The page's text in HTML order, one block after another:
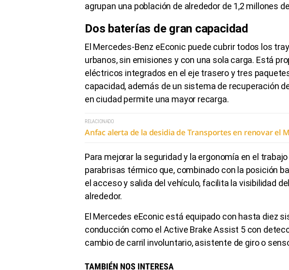
agrupan una población de alrededor de 1,2 millones
Dos baterías de gran capacidad
El Mercedes-Benz eEconic puede cubrir todos los
urbanos, sin emisiones y con una sola carga. Está
eléctricos integrados en el eje trasero y tres
capacidad, además de un sistema de recuperación
en ciudad permite una mayor recarga.
RELACIONADO
Anfac alerta de la desidia de Transportes en renovar el
Para mejorar la seguridad y la ergonomía en el
parabrisas térmico que, combinado con la posición
el acceso y salida del vehículo, facilita la visibilidad
alrededor.
El Mercedes eEconic está equipado con hasta diez
conducción como el Active Brake Assist 5 con
cambio de carril involuntario, asistente de giro o
TAMBIÉN NOS INTERESA